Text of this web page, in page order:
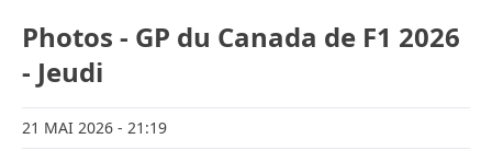
Photos - GP du Canada de F1 2026
- Jeudi
21 MAI 2026 - 21:19